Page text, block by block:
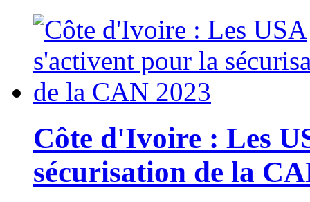
Côte d'Ivoire : Les
sécurisation de la